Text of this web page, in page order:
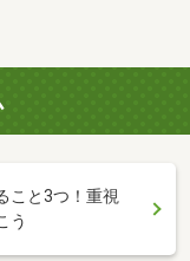
こと3つ！重視
う